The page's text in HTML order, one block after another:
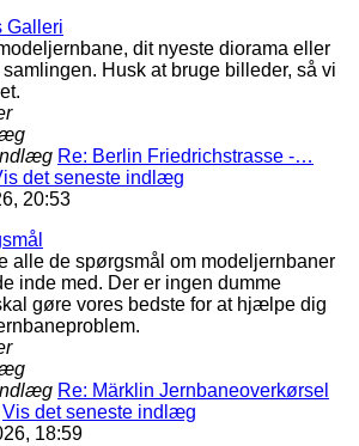
Galleri
dit nyeste diorama eller
Husk at bruge billeder, så vi
Re: Berlin Friedrichstrasse -…
det seneste indlæg
20:53
alle de spørgsmål om modeljernbaner
inde med. Der er ingen dumme
gøre vores bedste for at hjælpe dig
Re: Märklin Jernbaneoverkørsel
Vis det seneste indlæg
18:59